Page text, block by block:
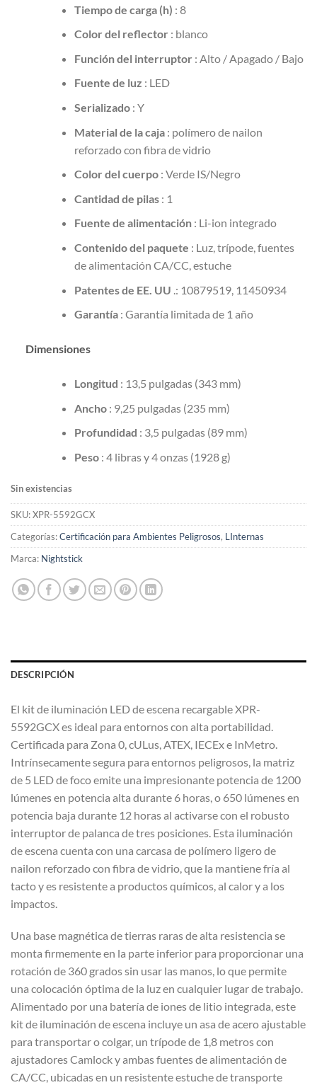
Tiempo de carga (h) : 8
Color del reflector : blanco
Función del interruptor : Alto / Apagado / Bajo
Fuente de luz : LED
Serializado: Y
Material de la caja: polímero de nailon
reforzado con fibra de vidrio
Color del cuerpo: Verde IS/Negro
Cantidad de pilas: 1
Fuente de alimentación: Li-ion integrado
Contenido del paquete : Luz, trípode, fuentes
de alimentación CA/CC, estuche
Patentes de EE. UU .: 10879519, 11450934
Garantía: Garantía limitada de 1 año
Dimensiones
Longitud : 13,5 pulgadas (343 mm)
Ancho: 9,25 pulgadas (235 mm)
Profundidad : 3,5 pulgadas (89 mm)
Peso: 4 libras y 4 onzas (1928 g)
Sin existencias
SKU:XPR-5592GCX
Categorías:Certificación para Ambientes Peligrosos, LInternas
Marca: Nightstick
DESCRIPCIÓN
El kit de iluminación LED de escena recargable XPR-
5592GCX es ideal para entornos con alta portabilidad.
Certificada para Zona 0, cULus, ATEX, IECEx e InMetro.
Intrínsecamente segura para entornos peligrosos, la matriz
de 5 LED de foco emite una impresionante potencia de 1200
lúmenes en potencia alta durante 6 horas, o 650 lúmenes en
potencia baja durante 12 horas al activarse con el robusto
interruptor de palanca de tres posiciones. Esta iluminación
de escena cuenta con una carcasa de polímero ligero de
nailon reforzado con fibra de vidrio, que la mantiene fría al
tacto y es resistente a productos químicos, al calor y a los
impactos.
Una base magnética de tierras raras de alta resistencia se
monta firmemente en la parte inferior para proporcionar una
rotación de 360 grados sin usar las manos, lo que permite
una colocación óptima de la luz en cualquier lugar de trabajo.
Alimentado por una batería de iones de litio integrada, este
kit de iluminación de escena incluye un asa de acero ajustable
para transportar o colgar, un trípode de 1,8 metros con
ajustadores Camlock y ambas fuentes de alimentación de
CA/CC, ubicadas en un resistente estuche de transporte